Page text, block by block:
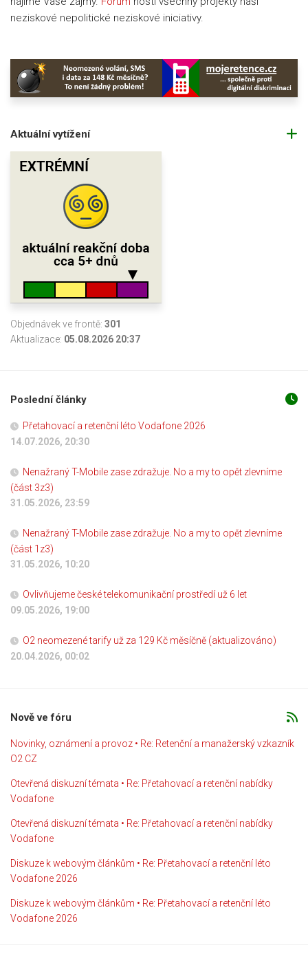
neziskové nepolitické neziskové iniciativy.
Aktuální vytížení
Objednávek ve frontě: 301
Aktualizace: 05.08.2026 20:37
Poslední články
Přetahovací a retenční léto Vodafone 2026
14.07.2026, 20:30
Nenažraný T-Mobile zase zdražuje. No a my to opět zlevníme
(část 3z3)
31.05.2026, 23:59
Nenažraný T-Mobile zase zdražuje. No a my to opět zlevníme
(část 1z3)
31.05.2026, 10:20
Ovlivňujeme české telekomunikační prostředí už 6 let
09.05.2026, 19:00
O2 neomezené tarify už za 129 Kč měsíčně (aktualizováno)
20.04.2026, 00:02
Nově ve fóru
Novinky, oznámení a provoz • Re: Retenční a manažerský vzkazník
O2 CZ
Otevřená diskuzní témata • Re: Přetahovací a retenční nabídky
Vodafone
Otevřená diskuzní témata • Re: Přetahovací a retenční nabídky
Vodafone
Diskuze k webovým článkům • Re: Přetahovací a retenční léto
Vodafone 2026
Diskuze k webovým článkům • Re: Přetahovací a retenční léto
Vodafone 2026